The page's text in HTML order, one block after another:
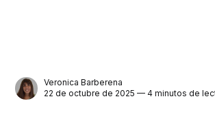
Veronica Barberena
22 de octubre de 2025 — 4 minutos de